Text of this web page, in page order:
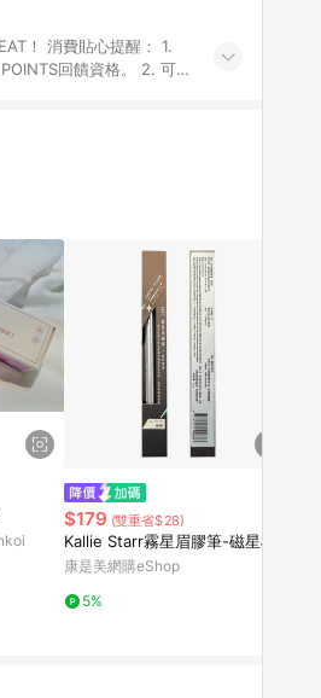
！ 消費貼心提醒： 1.
回饋資格。 2. 可同
氏進行訂單資格確認。 6.
$179 (雙重省$28)
Kallie Starr霧星眉膠筆-磁星棕
康是美網購eShop
5%